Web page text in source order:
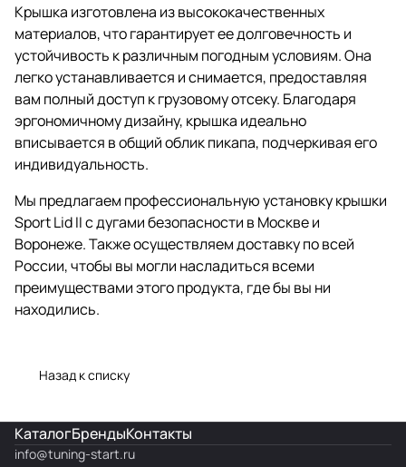
Крышка изготовлена из высококачественных
материалов, что гарантирует ее долговечность и
устойчивость к различным погодным условиям. Она
легко устанавливается и снимается, предоставляя
вам полный доступ к грузовому отсеку. Благодаря
эргономичному дизайну, крышка идеально
вписывается в общий облик пикапа, подчеркивая его
индивидуальность.
Мы предлагаем профессиональную установку крышки
Sport Lid II с дугами безопасности в Москве и
Воронеже. Также осуществляем доставку по всей
России, чтобы вы могли насладиться всеми
преимуществами этого продукта, где бы вы ни
находились.
Назад к списку
КаталогБрендыКонтакты
info@tuning-start.ru